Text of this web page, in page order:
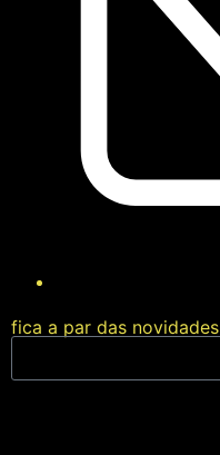
fica a par das novidades